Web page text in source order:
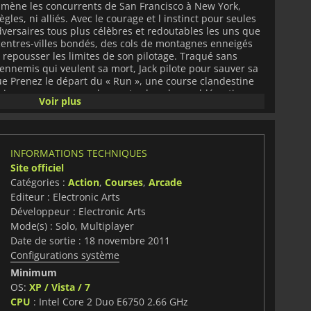
les concurrents de San Francisco à New York,
ni alliés. Avec le courage et l instinct pour seules
tous plus célèbres et redoutables les uns que
villes bondés, des cols de montagnes enneigés
les limites de son pilotage. Traqué sans
qui veulent sa mort, Jack pilote pour sauver sa
Prenez le départ du « Run », une course clandestine
vous poussera sur les routes les plus emblématiques
en montagne, dans le désert ou près des canyons, la
d aucune sorte, jusqu à la ligne d arrivée. Jack
que Jack rejoigne New York, sain et sauf, avant
que vos amis Connectez-vous à Autolog et comparez
le volant et luttez pour devenir le meilleur, ou le
l ensemble de votre carrière. Chaque seconde de
dans le combat qui fera peut-être de vous le
Des courses dopées par Frostbite 2 La puissance
2 (signé DICE, le studio aux multiples
plus perfectionné et riche que jamais, avec un degré
dans le paysage d un niveau sans précédent.
Une expérience de course en ligne plus accessible
de mise en relation permet de rejoindre une
d être mis en attente. Créez des parties entre amis,
et essayez d être le meilleur sur tous les
Voir plus
INFORMATIONS TECHNIQUES
Site officiel
Catégories : Action, Courses, Arcade
Editeur : Electronic Arts
Développeur : Electronic Arts
Mode(s) : Solo, Multiplayer
Date de sortie : 18 novembre 2011
Configurations système
Minimum
OS: XP / Vista / 7
CPU : Intel Core 2 Duo E6750 2.66 GHz